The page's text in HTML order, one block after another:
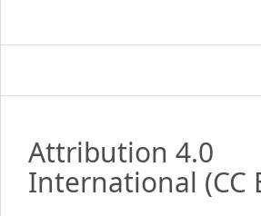
Attribution 4.0
International (CC